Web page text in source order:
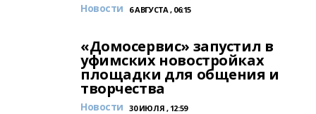
Новости 6 АВГУСТА , 06:15
«Домосервис» запустил в
уфимских новостройках
площадки для общения и
творчества
Новости 30 ИЮЛЯ , 12:59